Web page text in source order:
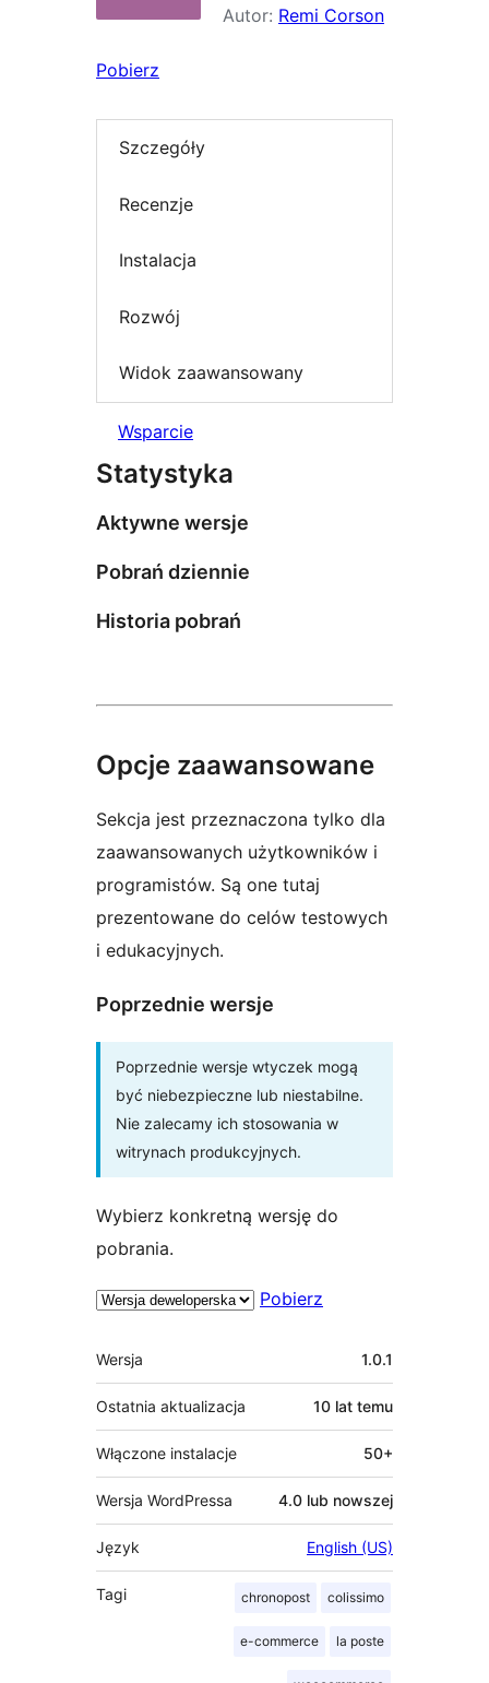
Autor: Remi Corson
Pobierz
Szczegóły
Recenzje
Instalacja
Rozwój
Widok zaawansowany
Wsparcie
Statystyka
Aktywne wersje
Pobrań dziennie
Historia pobrań
Opcje zaawansowane
Sekcja jest przeznaczona tylko dla
zaawansowanych użytkowników i
programistów. Są one tutaj
prezentowane do celów testowych
i edukacyjnych.
Poprzednie wersje
Poprzednie wersje wtyczek mogą
być niebezpieczne lub niestabilne.
Nie zalecamy ich stosowania w
witrynach produkcyjnych.
Wybierz konkretną wersję do
pobrania.
Pobierz
Meta
Wersja 1.0.1
Ostatnia aktualizacja 10 lat temu
Włączone instalacje 50+
Wersja WordPressa 4.0 lub nowszej
Język English (US)
Tagi chronopost colissimo
e-commerce la poste